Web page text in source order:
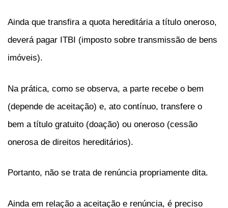
Ainda que transfira a quota hereditária a título oneroso,
deverá pagar ITBI (imposto sobre transmissão de bens
imóveis).
Na prática, como se observa, a parte recebe o bem
(depende de aceitação) e, ato contínuo, transfere o
bem a título gratuito (doação) ou oneroso (cessão
onerosa de direitos hereditários).
Portanto, não se trata de renúncia propriamente dita.
Ainda em relação a aceitação e renúncia, é preciso